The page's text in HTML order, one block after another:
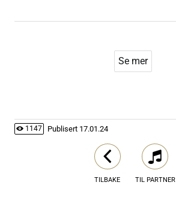
Se mer
1147 Publisert 17.01.24
TILBAKE TIL PARTNER